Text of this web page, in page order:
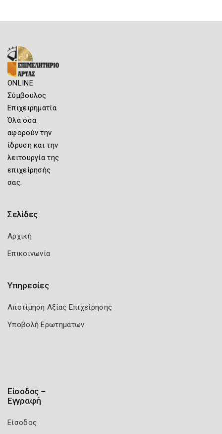
ONLINE
Σύμβουλος
Επιχειρηματία
Όλα όσα
αφορούν την
ίδρυση και την
λειτουργία της
επιχείρησής
σας.
Σελίδες
Αρχική
Επικοινωνία
Υπηρεσίες
Αποτίμηση Αξίας Επιχείρησης
Υποβολή Ερωτημάτων
Είσοδος –
Εγγραφή
Είσοδος